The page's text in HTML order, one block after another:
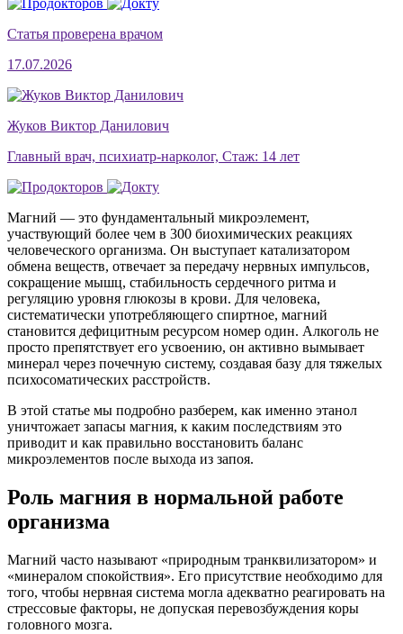
Статья проверена врачом
17.07.2026
Жуков Виктор Данилович
Главный врач, психиатр-нарколог, Стаж: 14 лет
Магний — это фундаментальный микроэлемент,
участвующий более чем в 300 биохимических реакциях
человеческого организма. Он выступает катализатором
обмена веществ, отвечает за передачу нервных импульсов,
сокращение мышц, стабильность сердечного ритма и
регуляцию уровня глюкозы в крови. Для человека,
систематически употребляющего спиртное, магний
становится дефицитным ресурсом номер один. Алкоголь не
просто препятствует его усвоению, он активно вымывает
минерал через почечную систему, создавая базу для тяжелых
психосоматических расстройств.
В этой статье мы подробно разберем, как именно этанол
уничтожает запасы магния, к каким последствиям это
приводит и как правильно восстановить баланс
микроэлементов после выхода из запоя.
Роль магния в нормальной работе
организма
Магний часто называют «природным транквилизатором» и
«минералом спокойствия». Его присутствие необходимо для
того, чтобы нервная система могла адекватно реагировать на
стрессовые факторы, не допуская перевозбуждения коры
головного мозга.